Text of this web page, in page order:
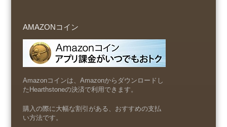
AMAZONコイン
Amazonコインは、Amazonからダウンロードし
たHearthstoneの決済で利用できます。
購入の際に大幅な割引がある、おすすめの支払
い方法です。